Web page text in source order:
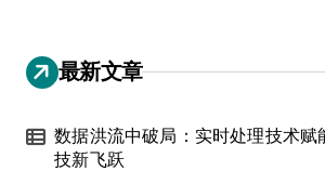
最新文章
数据洪流中破局：实时处理技术赋
技新飞跃